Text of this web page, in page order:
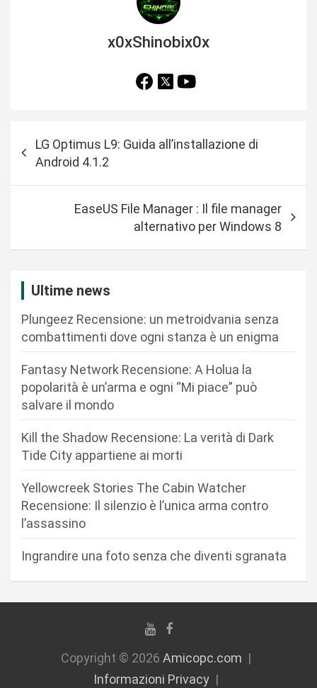
x0xShinobix0x
a
LG Optimus L9: Guida all’installazione di
Android 4.1.2
EaseUS File Manager : Il file manager
alternativo per Windows 8
Ultime news
Plungeez Recensione: un metroidvania senza
combattimenti dove ogni stanza è un enigma
Fantasy Network Recensione: A Holua la
popolarità è un’arma e ogni “Mi piace” può
salvare il mondo
Kill the Shadow Recensione: La verità di Dark
Tide City appartiene ai morti
Yellowcreek Stories The Cabin Watcher
Recensione: Il silenzio è l’unica arma contro
l’assassino
Ingrandire una foto senza che diventi sgranata
Copyright © 2026 Amicopc.com
Informazioni Privacy